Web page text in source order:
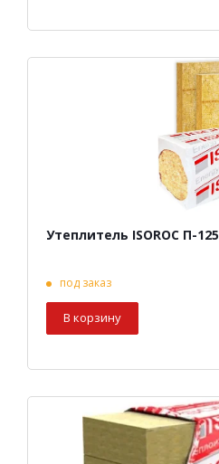
Утеплитель ISOROC П-
под заказ
В корзину